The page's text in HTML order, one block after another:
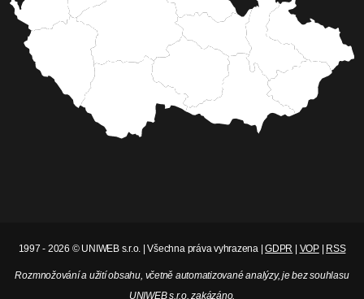
1997 - 2026 © UNIWEB s.r.o. | Všechna práva vyhrazena |GDPR | VOP| RSS
Rozmnožování a užití obsahu, včetně automatizované analýzy, je bez souhlasu
UNIWEB s.r.o. zakázáno.